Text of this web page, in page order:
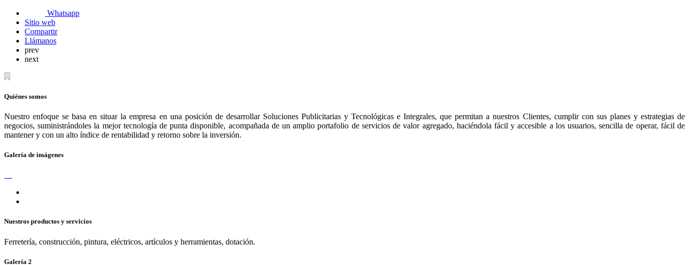
Whatsapp
Sitio web
Compartir
Llámanos
prev
next
Quiénes somos
Nuestro enfoque se basa en situar la empresa en una posición de desarrollar Soluciones Publicitarias y Tecnológicas e Integrales, que permitan a nuestros Clientes, cumplir con sus planes y estrategias de
negocios, suministrándoles la mejor tecnología de punta disponible, acompañada de un amplio portafolio de servicios de valor agregado, haciéndola fácil y accesible a los usuarios, sencilla de operar, fácil de
mantener y con un alto índice de rentabilidad y retorno sobre la inversión.
Galería de imágenes
Nuestros productos y servicios
Ferretería, construcción, pintura, eléctricos, artículos y herramientas, dotación.
Galería 2